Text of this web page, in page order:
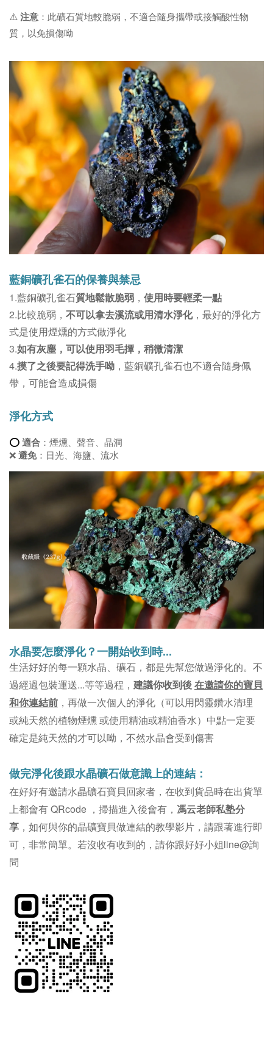
⚠️ 注意 ： 此礦石質地較脆弱，不適合隨身攜帶或接觸酸性物
質，以免損傷呦
藍銅礦孔雀石的保養與禁忌
1.藍銅礦孔雀石質地鬆散脆弱 ， 使用時要輕柔一點
2.比較脆弱， 不可以拿去溪流或用清水淨化，最好的淨化方
式是使用煙燻的方式做淨化
3.如有灰塵，可以使用羽毛撢，稍微清潔
4.摸了之後要記得洗手呦 ，藍銅礦孔雀石也不適合隨身佩
帶，可能會造成損傷
淨化方式
⭕ 適合 ：煙燻、聲音、晶洞
❌ 避免 ：日光、海鹽、流水
水晶要怎麼淨化？一開始收到時...
生活好好的每一顆水晶、礦石，都是先幫您做過淨化的。不
過經過包裝運送...等等過程， 建議你收到後在邀請你的寶貝
和你連結前 ，再做一次個人的淨化（可以用閃靈鑽水清理
或純天然的植物煙燻 或使用精油或精油香水）中點一定要
確定是純天然的才可以呦，不然水晶會受到傷害
做完淨化後跟水晶礦石做意識上的連結：
在好好有邀請水晶礦石寶貝回家者，在收到貨品時在出貨單
上都會有 QRcode ，掃描進入後會有， 馮云老師私塾分
享 ，如何與你的晶礦寶貝做連結的教學影片，請跟著進行即
可，非常簡單。若沒收有收到的，請你跟好好小姐line@詢
問